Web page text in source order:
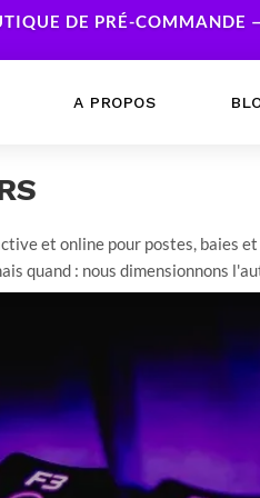
DE PRÉ-COMMANDE
A PROPOS
et online pour postes, baies et
quand : nous dimensionnons